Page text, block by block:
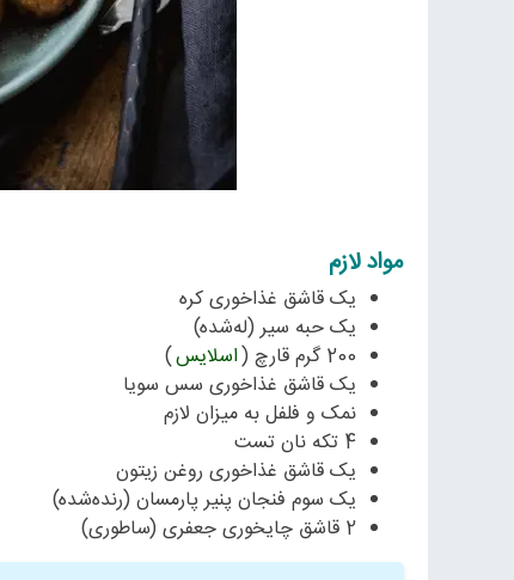
مواد لازم
یک قاشق غذاخوری کره
یک حبه سیر (له‌شده)
200 گرم قارچ (
اسلایس)
یک قاشق غذاخوری سس سویا
نمک و فلفل به میزان لازم
4 تکه نان تست
یک قاشق غذاخوری روغن زیتون
یک‌ سوم فنجان پنیر پارمسان (رنده‌‌شده)
2 قاشق چایخوری جعفری (ساطوری)